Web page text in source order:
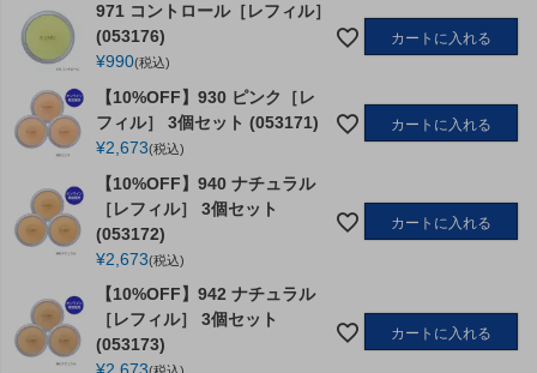
971 コントロール［レフィル］
(053176)
¥990 税込
カートに入れる
【10%OFF】930 ピンク［レ
フィル］ 3個セット (053171)
¥2,673 税込
カートに入れる
【10%OFF】940 ナチュラル
［レフィル］ 3個セット
(053172)
¥2,673 税込
カートに入れる
【10%OFF】942 ナチュラル
［レフィル］ 3個セット
(053173)
¥2,673
カートに入れる